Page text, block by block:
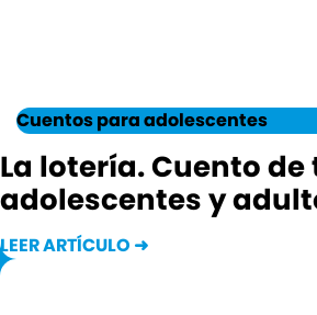
Cuentos para adolescentes
La lotería. Cuento
adolescentes y
LEER ARTÍCULO ➜